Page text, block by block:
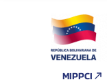
MIPPCI